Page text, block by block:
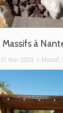
Massifs à
31 mai 2020 Massif,